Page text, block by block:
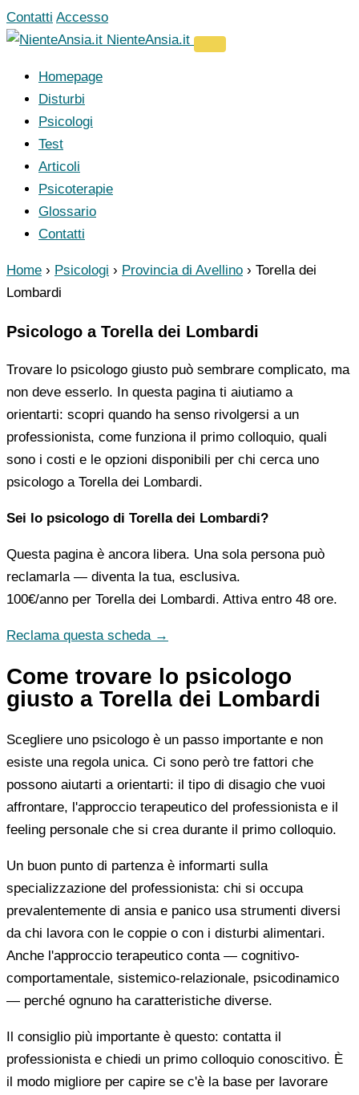
Vai
al
Contatti Accesso
NienteAnsia.it
Homepage
Disturbi
Psicologi
Test
Articoli
Psicoterapie
Glossario
Contatti
Home › Psicologi › Provincia di Avellino › Torella dei
Lombardi
Psicologo a Torella dei Lombardi
Trovare lo psicologo giusto può sembrare complicato, ma
non deve esserlo. In questa pagina ti aiutiamo a
orientarti: scopri quando ha senso rivolgersi a un
professionista, come funziona il primo colloquio, quali
sono i costi e le opzioni disponibili per chi cerca uno
psicologo a Torella dei Lombardi.
Sei lo psicologo di Torella dei Lombardi?
Questa pagina è ancora libera. Una sola persona può
reclamarla — diventa la tua, esclusiva.
100€/anno per Torella dei Lombardi. Attiva entro 48 ore.
Reclama questa scheda →
Come trovare lo psicologo
giusto a Torella dei Lombardi
Scegliere uno psicologo è un passo importante e non
esiste una regola unica. Ci sono però tre fattori che
possono aiutarti a orientarti: il tipo di disagio che vuoi
affrontare, l'approccio terapeutico del professionista e il
feeling personale che si crea durante il primo colloquio.
Un buon punto di partenza è informarti sulla
specializzazione del professionista: chi si occupa
prevalentemente di ansia e panico usa strumenti diversi
da chi lavora con le coppie o con i disturbi alimentari.
Anche l'approccio terapeutico conta — cognitivo-
comportamentale, sistemico-relazionale, psicodinamico
— perché ognuno ha caratteristiche diverse.
Il consiglio più importante è questo: contatta il
professionista e chiedi un primo colloquio conoscitivo. È
il modo migliore per capire se c'è la base per lavorare